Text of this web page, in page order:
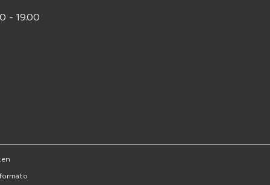
- 19.00